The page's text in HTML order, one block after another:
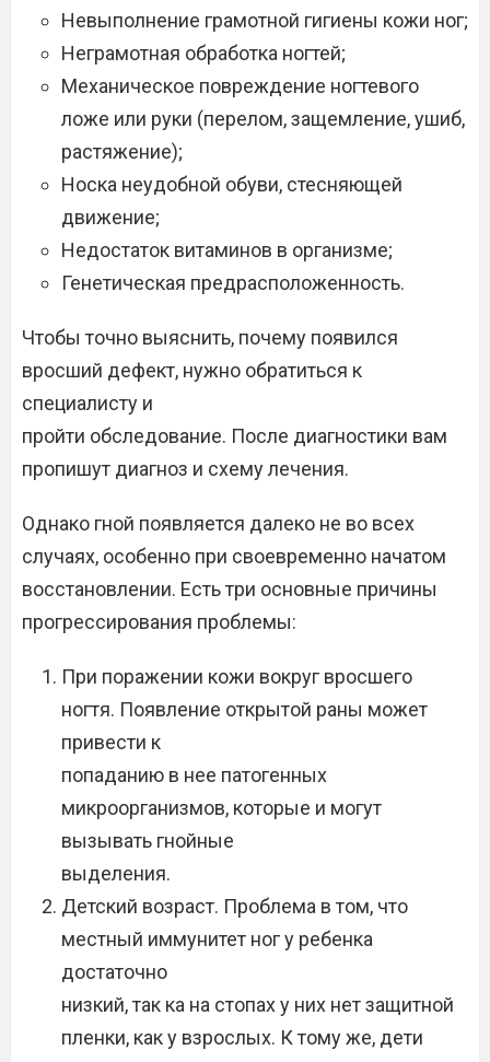
Невыполнение грамотной гигиены кожи ног;
Неграмотная обработка ногтей;
Механическое повреждение ногтевого
ложе или руки (перелом, защемление, ушиб,
растяжение);
Носка неудобной обуви, стесняющей
движение;
Недостаток витаминов в организме;
Генетическая предрасположенность.
Чтобы точно выяснить, почему появился
вросший дефект, нужно обратиться к
специалисту и
пройти обследование. После диагностики вам
пропишут диагноз и схему лечения.
Однако гной появляется далеко не во всех
случаях, особенно при своевременно начатом
восстановлении. Есть три основные причины
прогрессирования проблемы:
При поражении кожи вокруг вросшего
ногтя. Появление открытой раны может
привести к
попаданию в нее патогенных
микроорганизмов, которые и могут
вызывать гнойные
выделения.
Детский возраст. Проблема в том, что
местный иммунитет ног у ребенка
достаточно
низкий, так ка на стопах у них нет защитной
пленки, как у взрослых. К тому же, дети